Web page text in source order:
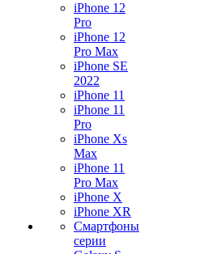
iPhone 12
Pro
iPhone 12
Pro Max
iPhone SE
2022
iPhone 11
iPhone 11
Pro
iPhone Xs
Max
iPhone 11
Pro Max
iPhone X
iPhone XR
Смартфоны
серии